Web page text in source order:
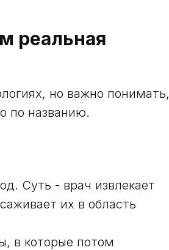
реальная
но важно понимать,
по названию.
Суть - врач извлекает
их в область
в которые потом